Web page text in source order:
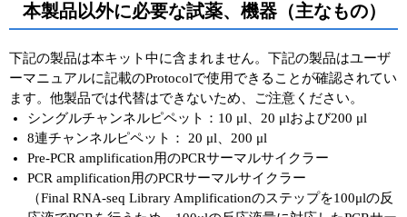
本製品以外に必要な試薬、機器（主なもの）
下記の製品は本キット中に含まれません。下記の製品はユーザ
ーマニュアルに記載のProtocolで使用できることが確認されてい
ます。他製品では代替はできないため、ご注意ください。
シングルチャンネルピペット：10 μl、20 μlおよび200 μl
8連チャンネルピペット： 20 μl、200 μl
Pre-PCR amplification用のPCRサーマルサイクラー
PCR amplification用のPCRサーマルサイクラー
（Final RNA-seq Library Amplificationのステップを100μlの反